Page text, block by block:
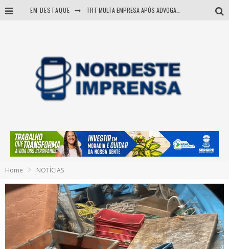
EM DESTAQUE TRT MULTA EMPRESA APÓS ADVOGADA USAR IA E INVENTAR PRECEDENTES JUDICIAIS
Mulher morre durante operação contra grupo investigado por roubo de cargas e tráfico de drogas em Sergipe
Home NOTÍCIAS